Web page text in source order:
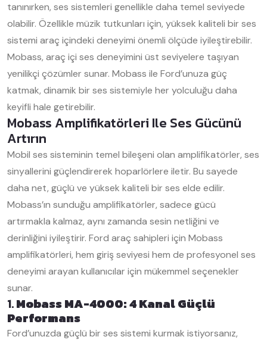
tanınırken, ses sistemleri genellikle daha temel seviyede
olabilir. Özellikle müzik tutkunları için, yüksek kaliteli bir ses
sistemi araç içindeki deneyimi önemli ölçüde iyileştirebilir.
Mobass, araç içi ses deneyimini üst seviyelere taşıyan
yenilikçi çözümler sunar. Mobass ile Ford’unuza güç
katmak, dinamik bir ses sistemiyle her yolculuğu daha
keyifli hale getirebilir.
Mobass Amplifikatörleri Ile Ses Gücünü
Artırın
Mobil ses sisteminin temel bileşeni olan amplifikatörler, ses
sinyallerini güçlendirerek hoparlörlere iletir. Bu sayede
daha net, güçlü ve yüksek kaliteli bir ses elde edilir.
Mobass’ın sunduğu amplifikatörler, sadece gücü
artırmakla kalmaz, aynı zamanda sesin netliğini ve
derinliğini iyileştirir. Ford araç sahipleri için Mobass
amplifikatörleri, hem giriş seviyesi hem de profesyonel ses
deneyimi arayan kullanıcılar için mükemmel seçenekler
sunar.
1.Mobass MA-4000: 4 Kanal Güçlü
Performans
Ford’unuzda güçlü bir ses sistemi kurmak istiyorsanız,